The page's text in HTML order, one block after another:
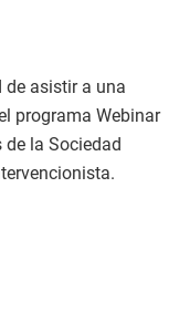
asistir a una
programa Webinar
de la Sociedad